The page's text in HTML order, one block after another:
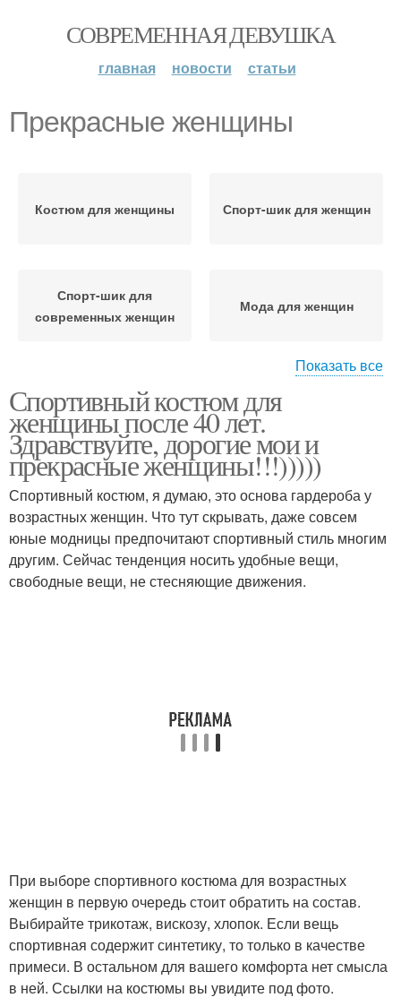
СОВРЕМЕННАЯ ДЕВУШКА
главная новости статьи
Прекрасные женщины
Костюм для женщины Спорт-шик для женщин
Спорт-шик для
современных женщин
Мода для женщин
Образа для женщин Одежда для женщин
Гардероб для женщины 40-летний женщина
Показать все
Спортивный костюм для
женщины после 40 лет.
Здравствуйте, дорогие мои и
прекрасные женщины!!!)))))
Спортивный костюм, я думаю, это основа гардероба у
возрастных женщин. Что тут скрывать, даже совсем
юные модницы предпочитают спортивный стиль многим
другим. Сейчас тенденция носить удобные вещи,
свободные вещи, не стесняющие движения.
При выборе спортивного костюма для возрастных
женщин в первую очередь стоит обратить на состав.
Выбирайте трикотаж, вискозу, хлопок. Если вещь
спортивная содержит синтетику, то только в качестве
примеси. В остальном для вашего комфорта нет смысла
в ней. Ссылки на костюмы вы увидите под фото.